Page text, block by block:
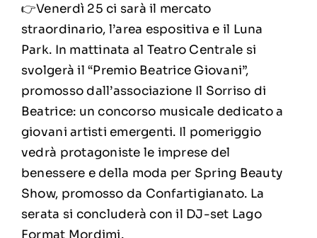
👉Venerdì 25 ci sarà il mercato
straordinario, l’area espositiva e il Luna
Park. In mattinata al Teatro Centrale si
svolgerà il “Premio Beatrice Giovani”,
promosso dall’associazione Il Sorriso di
Beatrice: un concorso musicale dedicato a
giovani artisti emergenti. Il pomeriggio
vedrà protagoniste le imprese del
benessere e della moda per Spring Beauty
Show, promosso da Confartigianato. La
serata si concluderà con il DJ-set Lago
Format Mordimi.